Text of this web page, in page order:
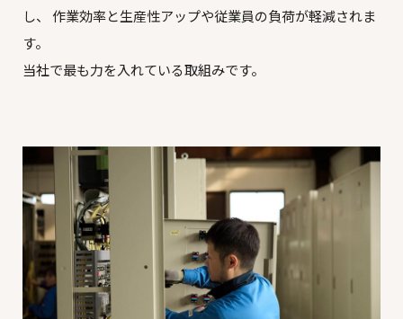
し、 作業効率と生産性アップや従業員の負荷が軽減されま
す。
当社で最も力を入れている取組みです。